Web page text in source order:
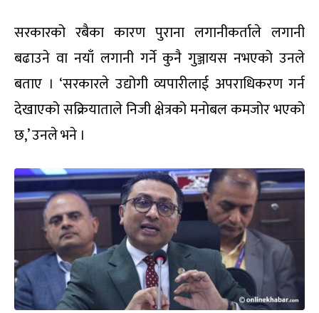
सरकारको रबैका कारण पुराना लगानीकर्ताले लगानी
बढाउने वा नयाँ लगानी गर्ने कुनै गुञ्जायस नभएको उनले
बताए । ‘सरकारले उद्योगी व्यपारीलाई अपराधिकरण गर्न
देखाएको सक्रियाताले निजी क्षेत्रको मनोबल कमजोर भएको
छ,’ उनले भने ।